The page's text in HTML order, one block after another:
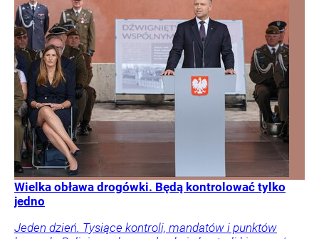
Wielka obława drogówki. Będą kontrolować tylko
jedno
Jeden dzień. Tysiące kontroli, mandatów i punktów